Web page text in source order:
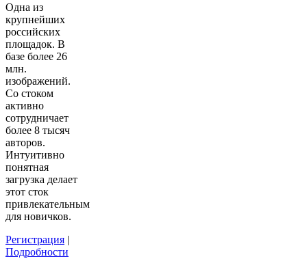
Одна из
крупнейших
российских
площадок. В
базе более 26
млн.
изображений.
Со стоком
активно
сотрудничает
более 8 тысяч
авторов.
Интуитивно
понятная
загрузка делает
этот сток
привлекательным
для новичков.
Регистрация |
Подробности